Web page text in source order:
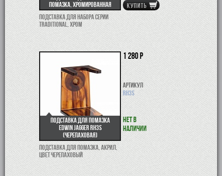
помазка, хромированная
Подставка для набора серии
TRADITIONAL, хром
КУПИТЬ
Подставка для помазка
Edwin Jagger RH3S
(черепаховая)
Подставка для помазка, акрил,
цвет черепаховый
1 280 р
Артикул
RH3S
Нет в
наличии